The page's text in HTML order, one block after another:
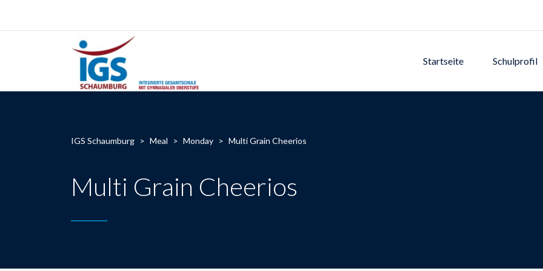
Startseite Schulprofil
IGS Schaumburg > Meal > Monday > Multi Grain Cheerios
Multi Grain Cheerios